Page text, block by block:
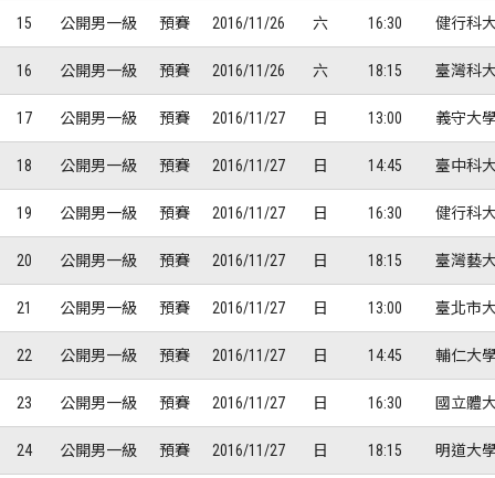
15 公開男一級 預賽 2016/11/26 六 16:30 健行科
16 公開男一級 預賽 2016/11/26 六 18:15 臺灣科
17 公開男一級 預賽 2016/11/27 日 13:00 義守大
18 公開男一級 預賽 2016/11/27 日 14:45 臺中科
19 公開男一級 預賽 2016/11/27 日 16:30 健行科
20 公開男一級 預賽 2016/11/27 日 18:15 臺灣藝
21 公開男一級 預賽 2016/11/27 日 13:00 臺北市
22 公開男一級 預賽 2016/11/27 日 14:45 輔仁大
23 公開男一級 預賽 2016/11/27 日 16:30 國立體
24 公開男一級 預賽 2016/11/27 日 18:15 明道大